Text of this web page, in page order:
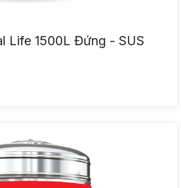
Life 1500L Đứng - SUS